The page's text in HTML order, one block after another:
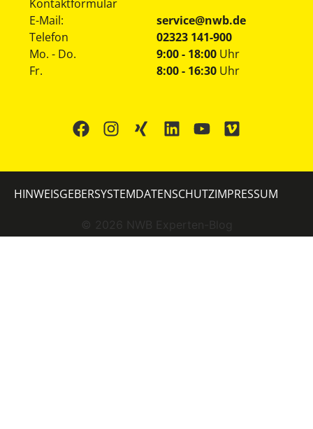
Kontaktformular
E-Mail:
service@nwb.de
Telefon
02323 141-900
Mo. - Do.
Fr.
9:00 - 18:00 Uhr
8:00 - 16:30 Uhr
© 2026 NWB Experten-Blog
HINWEISGEBERSYSTEMDATENSCHUTZIMPRESSUM